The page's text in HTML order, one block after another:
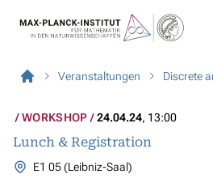
Veranstaltungen Discrete
WORKSHOP 24.04.24, 13:00
Lunch & Registration
E1 05 (Leibniz-Saal)